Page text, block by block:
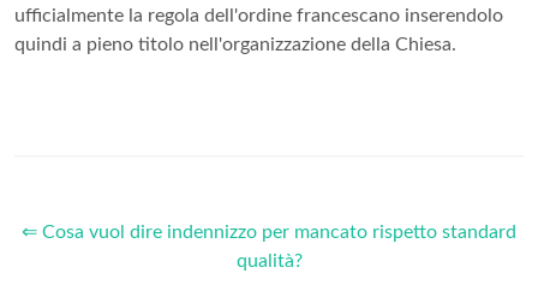
ufficialmente la regola dell'ordine francescano inserendolo
quindi a pieno titolo nell'organizzazione della Chiesa.
⇐ Cosa vuol dire indennizzo per mancato rispetto standard
qualità?